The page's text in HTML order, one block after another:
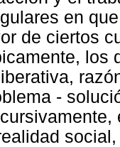
en
de ciertos
los
-